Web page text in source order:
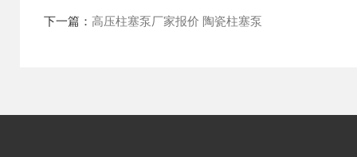
下一篇： 高压柱塞泵厂家报价 陶瓷柱塞泵